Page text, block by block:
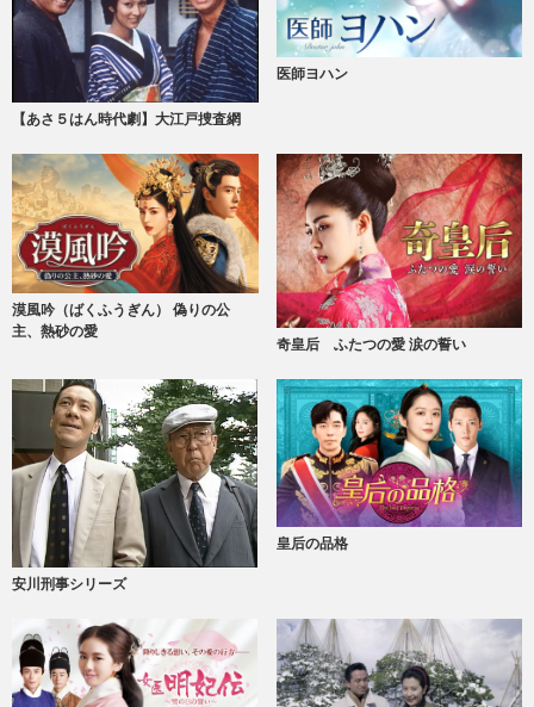
【あさ５はん時代劇】大江戸捜査網
医師ヨハン
漠風吟（ばくふうぎん） 偽りの公
主、熱砂の愛
奇皇后 ふたつの愛 涙の誓い
安川刑事シリーズ
皇后の品格